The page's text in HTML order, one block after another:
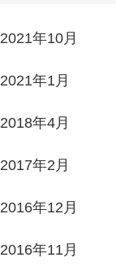
2021年10月
2021年1月
2018年4月
2017年2月
2016年12月
2016年11月